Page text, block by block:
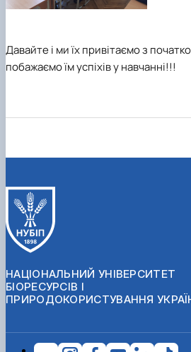
Давайте і ми їх привітаємо з
побажаємо їм успіхів у навчанні!!!
НАЦІОНАЛЬНИЙ УНІВЕРСИТЕТ
БІОРЕСУРСІВ І
ПРИРОДОКОРИСТУВАННЯ